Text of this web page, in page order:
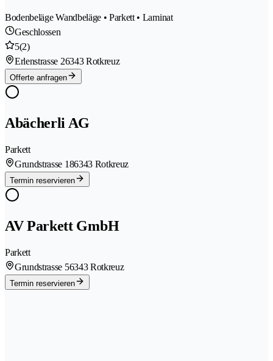
Bodenbeläge Wandbeläge • Parkett • Laminat
Geschlossen
5(2)
Erlenstrasse 26343 Rotkreuz
Offerte anfragen
Abächerli AG
Parkett
Grundstrasse 186343 Rotkreuz
Termin reservieren
AV Parkett GmbH
Parkett
Grundstrasse 56343 Rotkreuz
Termin reservieren